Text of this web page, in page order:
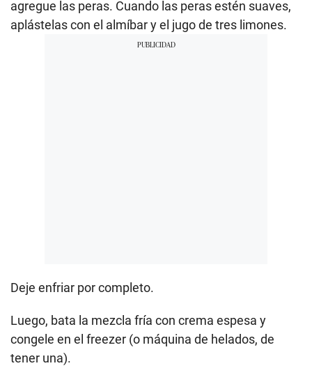
agregue las peras. Cuando las peras estén suaves,
aplástelas con el almíbar y el jugo de tres limones.
Deje enfriar por completo.
Luego, bata la mezcla fría con crema espesa y
congele en el freezer (o máquina de helados, de
tener una).